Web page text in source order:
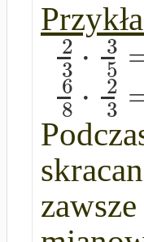
2
3 ⋅ 3
5
6
8 ⋅ 2
3